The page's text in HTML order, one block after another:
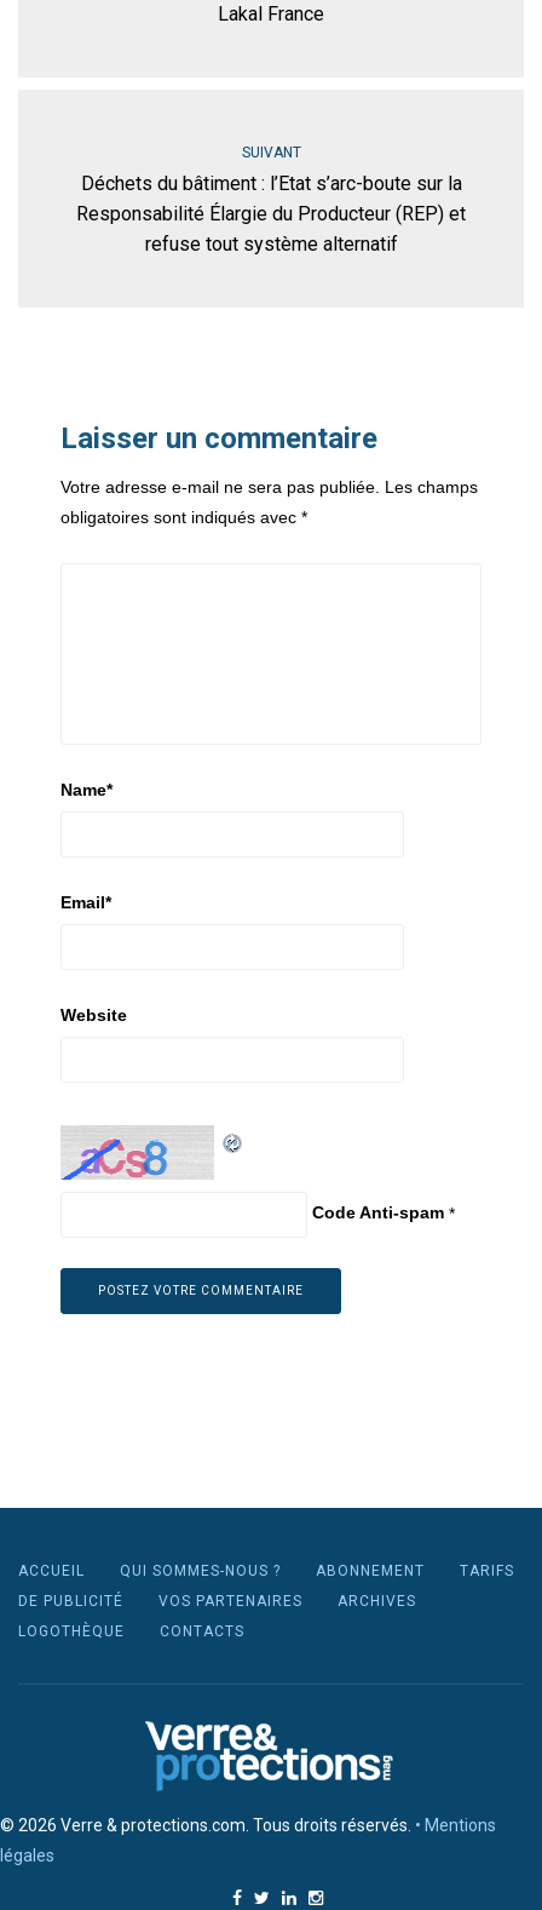
Lakal France
SUIVANT
Déchets du bâtiment : l’Etat s’arc-boute sur la
Responsabilité Élargie du Producteur (REP) et
refuse tout système alternatif
Laisser un commentaire
Votre adresse e-mail ne sera pas publiée. Les champs
obligatoires sont indiqués avec *
Name*
Email*
Website
Code Anti-spam *
ACCUEIL QUI SOMMES-NOUS ? ABONNEMENT
TARIFS
DE PUBLICITÉ
VOS PARTENAIRES
ARCHIVES
LOGOTHÈQUE
CONTACTS
© 2026 Verre & protections.com. Tous droits réservés. • Mentions
légales